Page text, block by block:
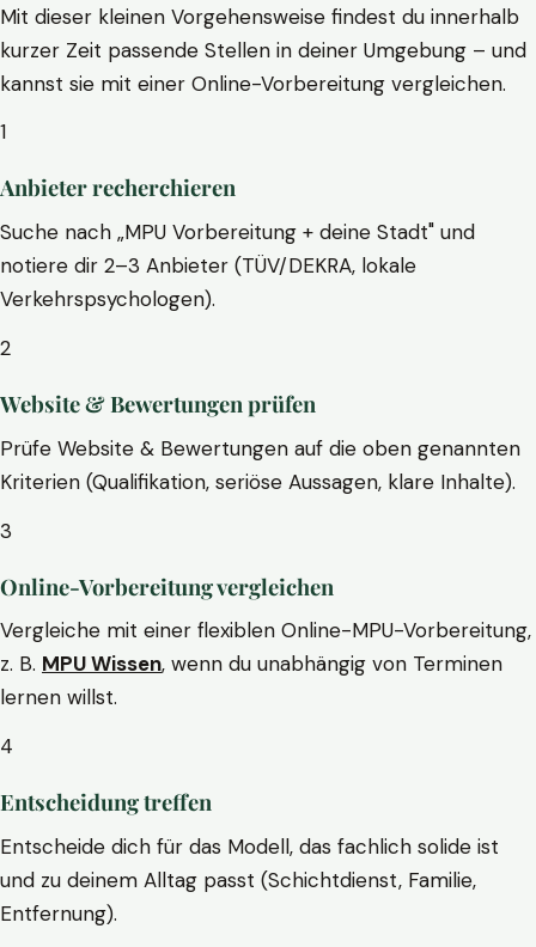
Mit dieser kleinen Vorgehensweise findest du innerhalb
kurzer Zeit passende Stellen in deiner Umgebung – und
kannst sie mit einer Online-Vorbereitung vergleichen.
1
Anbieter recherchieren
Suche nach „MPU Vorbereitung + deine Stadt" und
notiere dir 2–3 Anbieter (TÜV/DEKRA, lokale
Verkehrspsychologen).
2
Website & Bewertungen prüfen
Prüfe Website & Bewertungen auf die oben genannten
Kriterien (Qualifikation, seriöse Aussagen, klare Inhalte).
3
Online-Vorbereitung vergleichen
Vergleiche mit einer flexiblen Online-MPU-Vorbereitung,
z. B. MPU Wissen, wenn du unabhängig von Terminen
lernen willst.
4
Entscheidung treffen
Entscheide dich für das Modell, das fachlich solide ist
und zu deinem Alltag passt (Schichtdienst, Familie,
Entfernung).